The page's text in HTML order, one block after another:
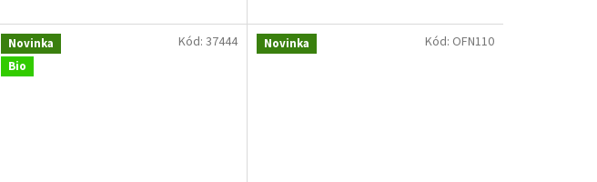
Novinka
Bio
Kód: 37444 Novinka Kód: OFN110